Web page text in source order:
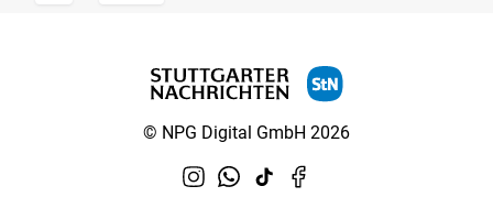
© NPG Digital GmbH 2026